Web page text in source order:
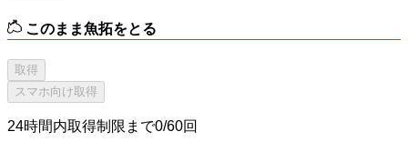
このまま魚拓をとる
24時間内取得制限まで0/60回